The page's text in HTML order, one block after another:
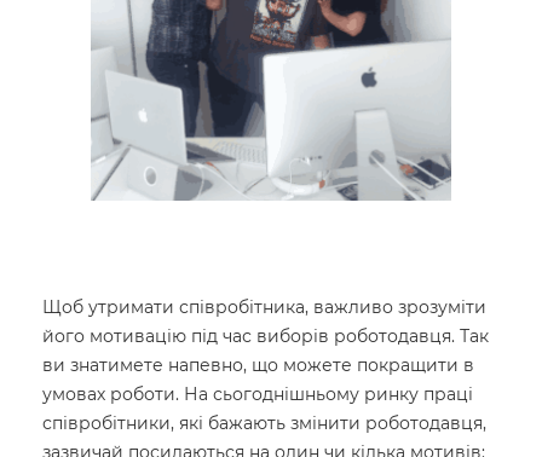
Щоб утримати співробітника, важливо зрозуміти
його мотивацію під час виборів роботодавця. Так
ви знатимете напевно, що можете покращити в
умовах роботи. На сьогоднішньому ринку праці
співробітники, які бажають змінити роботодавця,
зазвичай посилаються на один чи кілька мотивів: